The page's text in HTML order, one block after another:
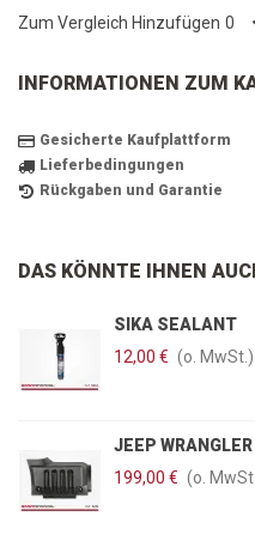
Zum Vergleich Hinzufügen 0
INFORMATIONEN ZUM
Gesicherte Kaufplattform
Lieferbedingungen
Rückgaben und Garantie
DAS KÖNNTE IHNEN
SIKA SEALANT
12,00 € (o. MwSt.)
JEEP
199,00 € (o.